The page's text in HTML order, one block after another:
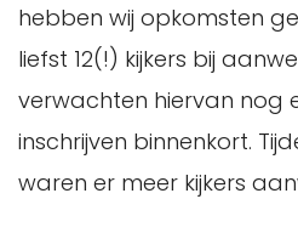
hebben wij opkomsten
liefst 12(!) kijkers bij
verwachten hiervan nog
inschrijven binnenkort.
waren er meer kijkers